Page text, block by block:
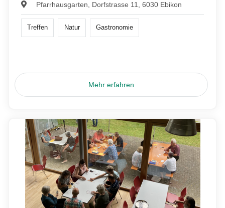
Pfarrhausgarten, Dorfstrasse 11, 6030 Ebikon
Treffen Natur Gastronomie
Mehr erfahren